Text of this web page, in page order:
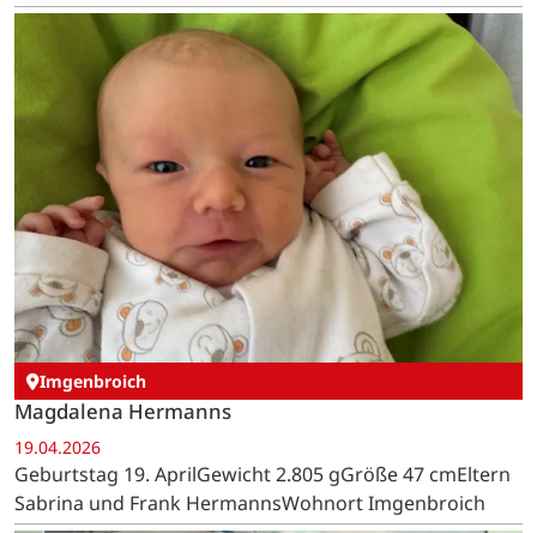
Imgenbroich
Magdalena Hermanns
19.04.2026
Geburtstag 19. AprilGewicht 2.805 gGröße 47 cmEltern
Sabrina und Frank HermannsWohnort Imgenbroich